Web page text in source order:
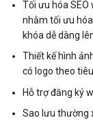
Tối ưu hóa
nhằm tối ưu
khóa dễ dàng
Thiết kế hình
có logo theo
Hỗ trợ đăng ký
Sao lưu thường